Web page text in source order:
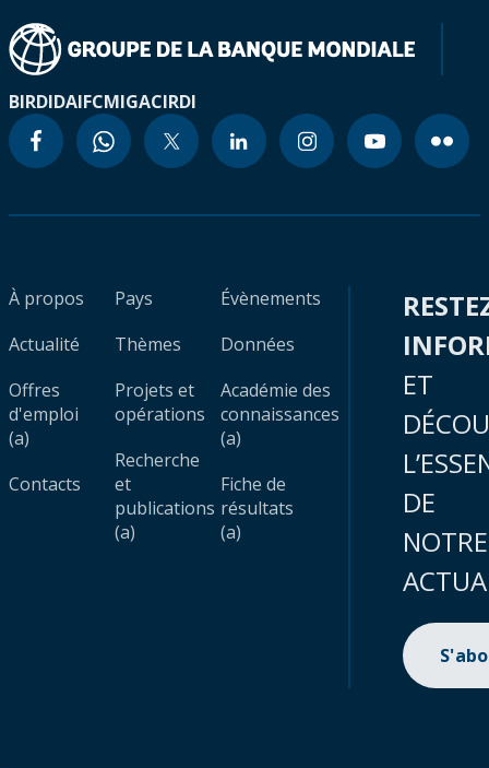
BIRDIDAIFCMIGACIRDI
À propos
Actualité
Offres
d'emploi
(a)
Contacts
Pays
Thèmes
Projets et
opérations
Recherche
et
publications
(a)
Évènements
Données
Académie des
connaissances
(a)
Fiche de
résultats
(a)
ET
DE
NOTRE